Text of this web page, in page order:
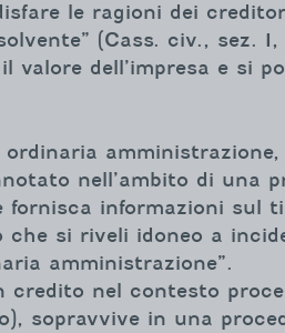
le ragioni dei
(Cass. civ., sez. I,
dell’impresa e si
nell’ambito di una
informazioni sul
si riveli idoneo a
amministrazione”.
credito nel contesto
sopravvive in una